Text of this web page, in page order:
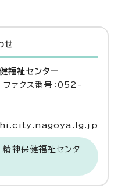
せ
福祉センター
クス番号：052-
神保健福祉センタ